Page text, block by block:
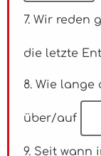
7. Wir
die letzte
8. Wie
über/auf
9. Seit